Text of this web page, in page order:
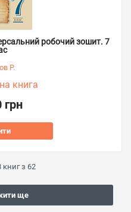
робочий зошит. 7
Р.
книга
грн
книг з 62
ще